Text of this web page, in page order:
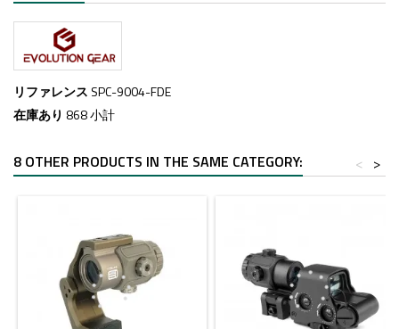
リファレンス SPC-9004-FDE
在庫あり 868 小計
8 OTHER PRODUCTS IN THE SAME CATEGORY: >
<